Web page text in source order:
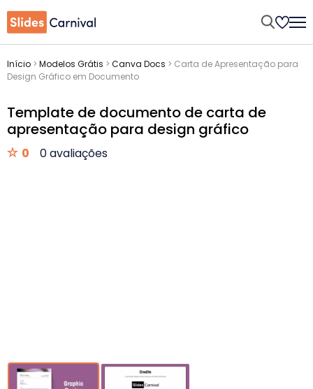
Início > Modelos Grátis > Canva Docs > Carta de Apresentação para
Design Gráfico em Documento
Template de documento de carta de
apresentação para design gráfico
0 0 avaliações